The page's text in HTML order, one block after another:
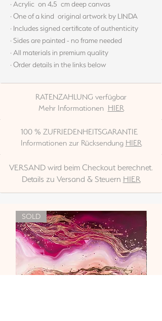
· Acrylic on 4,5 cm deep canvas
· One of a kind original artwork by LINDA
· Includes signed certificate of authenticity
· Sides are painted - no frame needed
· All materials in premium quality
· Order details in the links below
RATENZAHLUNG verfügbar
Mehr Informationen HIER
100 % ZUFRIEDENHEITSGARANTIE
Informationen zur Rücksendung HIER
VERSAND wird beim Checkout berechnet.
Details zu Versand & Steuern HIER
SOLD